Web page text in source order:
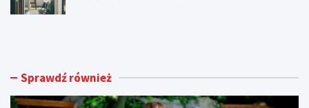
U
m
n
I
s
t
Sprawdź również